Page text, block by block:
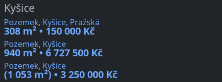
Kyšice
Pozemek, Kyšice, Pražská
308 m² • 150 000 Kč
Pozemek, Kyšice
940 m² • 6 727 500 Kč
Pozemek, Kyšice
(1 053 m²) • 3 250 000 Kč